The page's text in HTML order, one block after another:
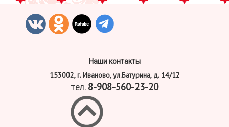
Наши контакты
153002, г. Иваново, ул.Батурина, д. 14/12
тел. 8-908-560-23-20